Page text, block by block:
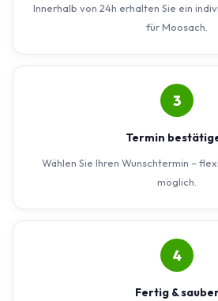
Innerhalb von 24h erhalten Sie ein
für Moosach.
3
Termin
Wählen Sie Ihren Wunschtermin –
möglich.
4
Fertig &